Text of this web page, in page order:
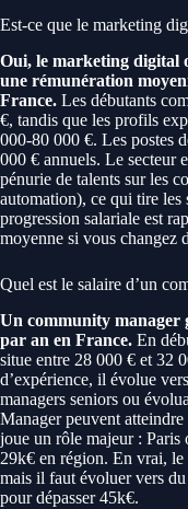
Est-ce que le marketing
Oui, le marketing digital
une rémunération
France. Les débutants
€, tandis que les profils
000-80 000 €. Les postes
000 € annuels. Le secteur
pénurie de talents sur les
automation), ce qui tire les
progression salariale est
moyenne si vous changez
Quel est le salaire d’un
Un community manager
par an en France. En
situe entre 28 000 € et 32
d’expérience, il évolue
managers seniors ou
Manager peuvent
joue un rôle majeur :
29k€ en région. En vrai, le
mais il faut évoluer vers
pour dépasser 45k€.